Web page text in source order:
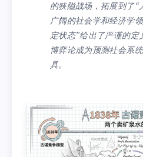
的狭隘战场，拓展到了“
广阔的社会学和经济学
定状态”给出了严谨的定
博弈论成为预测社会系
具。